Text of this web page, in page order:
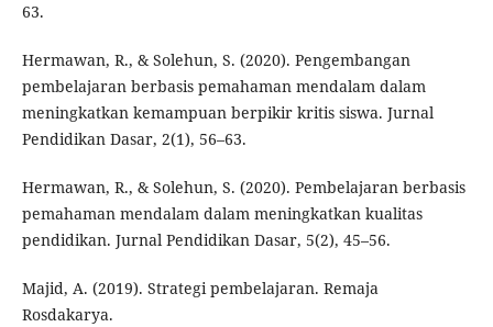
63.
Hermawan, R., & Solehun, S. (2020). Pengembangan
pembelajaran berbasis pemahaman mendalam dalam
meningkatkan kemampuan berpikir kritis siswa. Jurnal
Pendidikan Dasar, 2(1), 56–63.
Hermawan, R., & Solehun, S. (2020). Pembelajaran berbasis
pemahaman mendalam dalam meningkatkan kualitas
pendidikan. Jurnal Pendidikan Dasar, 5(2), 45–56.
Majid, A. (2019). Strategi pembelajaran. Remaja
Rosdakarya.